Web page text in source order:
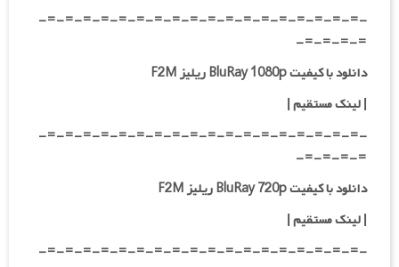
-=-=-=-=-=-=-=-=-=-=-=-=-=-=-=-=-=-=-
=-=-=-=-
دانلود با کیفیت BluRay 1080p ریلیز F2M
|لینک مستقیم|
-=-=-=-=-=-=-=-=-=-=-=-=-=-=-=-=-=-=-
=-=-=-=-
دانلود با کیفیت BluRay 720p ریلیز F2M
| لینک مستقیم|
-=-=-=-=-=-=-=-=-=-=-=-=-=-=-=-=-=-=-